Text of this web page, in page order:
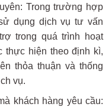
Trong trường hợp
dụng dịch vụ tư vấn
trong quá trình hoạt
thực hiện theo định kì,
thỏa thuận và thống
vụ.
khách hàng yêu cầu: